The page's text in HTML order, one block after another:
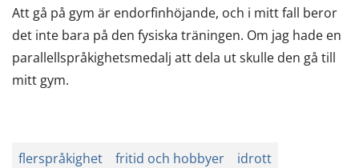
Att gå på gym är endorfinhöjande, och i mitt fall beror
det inte bara på den fysiska träningen. Om jag hade en
parallellspråkighetsmedalj att dela ut skulle den gå till
mitt gym.
flerspråkighet fritid och hobbyer
idrott